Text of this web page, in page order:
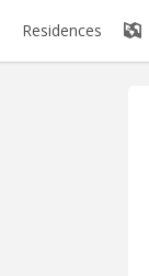
Residences